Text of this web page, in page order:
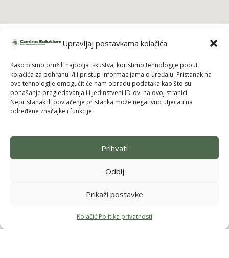
Upravljaj postavkama kolačića
Kako bismo pružili najbolja iskustva, koristimo tehnologije poput
kolačića za pohranu i/ili pristup informacijama o uređaju. Pristanak na
ove tehnologije omogućit će nam obradu podataka kao što su
ponašanje pregledavanja ili jedinstveni ID-ovi na ovoj stranici.
Nepristanak ili povlačenje pristanka može negativno utjecati na
određene značajke i funkcije.
Prihvati
Odbij
Prikaži postavke
KolačićiPolitika privatnosti
Pridruži se i uzmi 10% popusta na prvu
narudžbu
Budi među prvima koji saznaju za nove brendove, ekskluzivne
proizvode i posebne ponude — uz to odmah dobivaš10% popusta
na svoju prvu kupnju.
Pošalji
KolačićiImpressum Uvjeti korištenja